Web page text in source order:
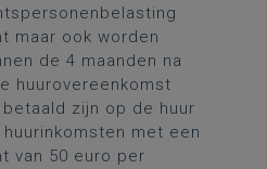
maar ook worden
de 4 maanden na
huurovereenkomst
zijn op de huur
met een
van 50 euro per